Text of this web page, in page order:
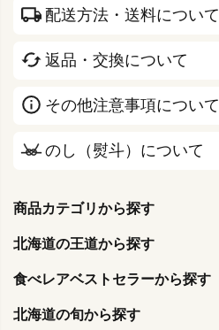
配送方法・送料について
返品・交換について
その他注意事項について
のし（熨斗）について
商品カテゴリから探す
北海道の王道から探す
食べレアベストセラーから探す
北海道の旬から探す